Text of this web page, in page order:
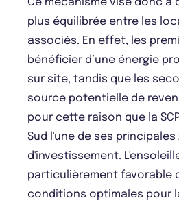
Ce mécanisme vise donc à
plus équilibrée entre les
associés. En effet, les
bénéficier d’une énergie
sur site, tandis que les
source potentielle de
pour cette raison que la
Sud l'une de ses principales
d'investissement.
particulièrement favorable
conditions optimales pour